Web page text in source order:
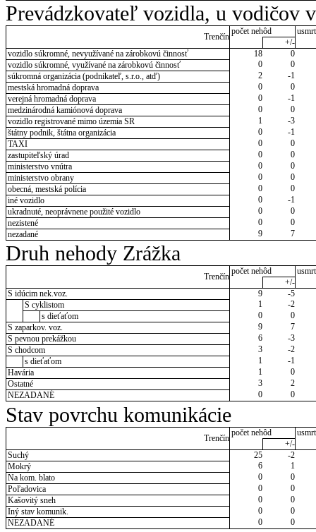
Prevádzkovateľ vozidla, u vodičov
Trenčín
počet nehôd
+/-
vozidlo súkromné, nevyužívané na zárobkovú činnosť
18
0
vozidlo súkromné, využívané na zárobkovú činnosť
0
0
súkromná organizácia (podnikateľ, s.r.o., atď)
2
-1
mestská hromadná doprava
0
0
verejná hromadná doprava
0
-1
medzinárodná kamiónová doprava
0
0
vozidlo registrované mimo územia SR
1
-3
štátny podnik, štátna organizácia
0
-1
TAXI
0
0
zastupiteľský úrad
0
0
ministerstvo vnútra
0
0
ministerstvo obrany
0
0
obecná, mestská polícia
0
0
iné vozidlo
0
-1
ukradnuté, neoprávnene použité vozidlo
0
0
nezistené
0
0
nezadané
9 7
Druh nehody Zrážka
Trenčín
počet nehôd
+/-
S idúcim nek.voz.
9
-5
S cyklistom
1
-2
s dieťaťom
0
0
S zaparkov. voz.
9
7
S pevnou prekážkou
6
-3
S chodcom
3
-2
s dieťaťom
1
-1
Havária
1
0
Ostatné
3
2
NEZADANÉ
0 0
Stav povrchu komunikácie
Trenčín
počet nehôd
+/-
Suchý
25
-2
Mokrý
6
1
Na kom. blato
0
0
Poľadovica
0
0
Kašovitý sneh
0
0
Iný stav komunik.
0
0
NEZADANÉ
0 0